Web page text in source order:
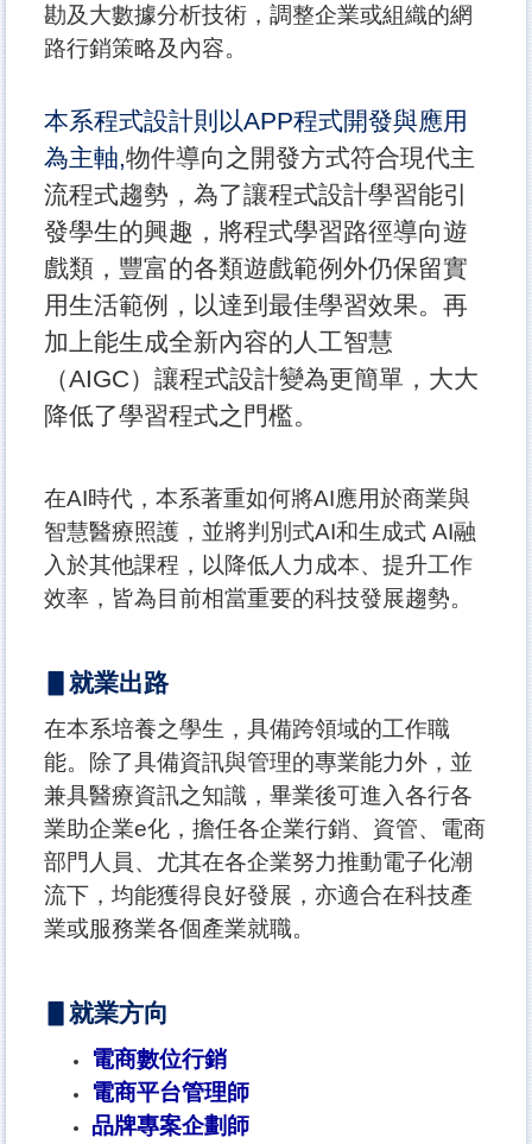
勘及大數據分析技術，調整企業或組織的網
路行銷策略及內容。
本系程式設計則以APP程式開發與應用
為主軸,物件導向之開發方式符合現代主
流程式趨勢，為了讓程式設計學習能引
發學生的興趣，將程式學習路徑導向遊
戲類，豐富的各類遊戲範例外仍保留實
用生活範例，以達到最佳學習效果。再
加上能生成全新內容的人工智慧
（AIGC）讓程式設計變為更簡單，大大
降低了學習程式之門檻。
在AI時代，本系著重如何將AI應用於商業與
智慧醫療照護，並將判別式AI和生成式 AI融
入於其他課程，以降低人力成本、提升工作
效率，皆為目前相當重要的科技發展趨勢。
▋就業出路
在本系培養之學生，具備跨領域的工作職
能。除了具備資訊與管理的專業能力外，並
兼具醫療資訊之知識，畢業後可進入各行各
業助企業e化，擔任各企業行銷、資管、電商
部門人員、尤其在各企業努力推動電子化潮
流下，均能獲得良好發展，亦適合在科技產
業或服務業各個產業就職。
▋就業方向
電商數位行銷
電商平台管理師
品牌專案企劃師